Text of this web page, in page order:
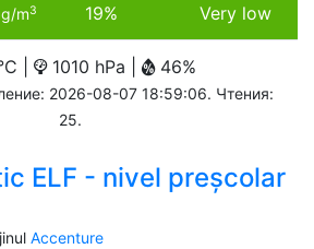
m3 19% Very low
| 1010 hPa | 46%
2026-08-07 18:59:06. Чтения:
25.
ELF - nivel preșcolar
Accenture